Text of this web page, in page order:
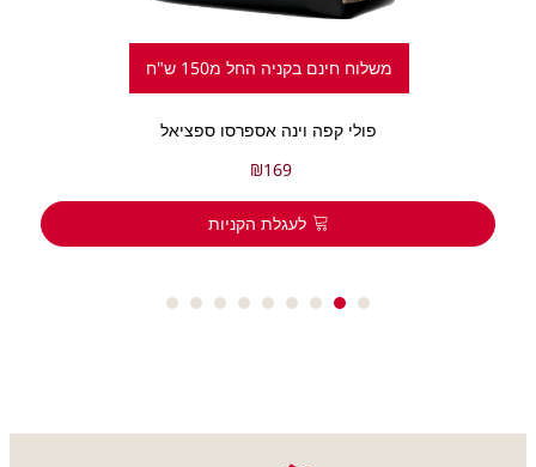
משלוח חינם בקניה החל מ150 ש"ח
פולי קפה וינה אספרסו ספציאל
לעגלת הקניות